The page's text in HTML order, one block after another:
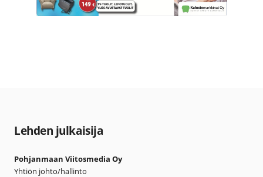
Lehden julkaisija
Pohjanmaan Viitosmedia Oy
Yhtiön johto/hallinto